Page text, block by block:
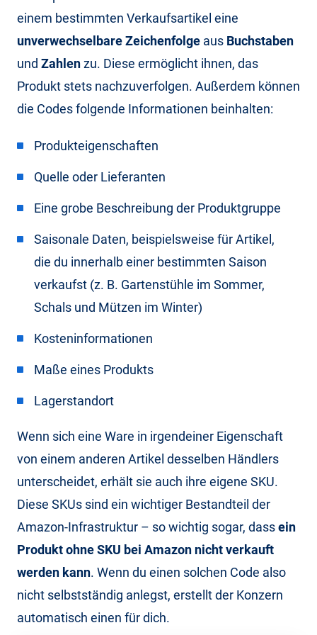
einem bestimmten Verkaufsartikel eine
unverwechselbare Zeichenfolge aus Buchstaben
und Zahlenzu. Diese ermöglicht ihnen, das
Produkt stets nachzuverfolgen. Außerdem können
die Codes folgende Informationen beinhalten:
Produkteigenschaften
Quelle oder Lieferanten
Eine grobe Beschreibung der Produktgruppe
Saisonale Daten, beispielsweise für Artikel,
die du innerhalb einer bestimmten Saison
verkaufst (z. B. Gartenstühle im Sommer,
Schals und Mützen im Winter)
Kosteninformationen
Maße eines Produkts
Lagerstandort
Wenn sich eine Ware in irgendeiner Eigenschaft
von einem anderen Artikel desselben Händlers
unterscheidet, erhält sie auch ihre eigene SKU.
Diese SKUs sind ein wichtiger Bestandteil der
Amazon-Infrastruktur – so wichtig sogar, dassein
Produkt ohne SKU bei Amazon nicht verkauft
werden kann. Wenn du einen solchen Code also
nicht selbstständig anlegst, erstellt der Konzern
automatisch einen für dich.